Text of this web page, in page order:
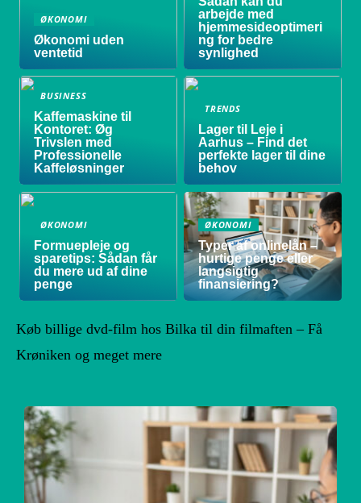
ØKONOMI
Økonomi uden
ventetid
arbejde med
hjemmesideoptimeri
ng for bedre
synlighed
BUSINESS
Kaffemaskine til
Kontoret: Øg
Trivslen med
Professionelle
Kaffeløsninger
TRENDS
Lager til Leje i
Aarhus – Find det
perfekte lager til dine
behov
ØKONOMI
Formuepleje og
sparetips: Sådan får
du mere ud af dine
penge
ØKONOMI
Typer af onlinelån –
hurtige penge eller
langsigtig
finansiering?
Køb billige dvd-film hos Bilka til din filmaften – Få
Krøniken og meget mere